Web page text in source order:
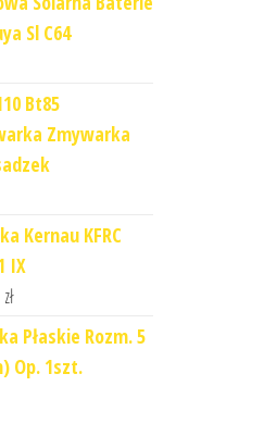
Sl C64
Bt85
Zmywarka
Kernau KFRC
IX
zł
Płaskie Rozm. 5
Op. 1szt.